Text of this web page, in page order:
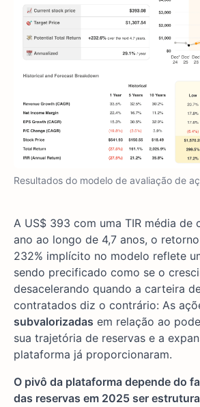
Resultados do modelo de avaliação de
A US$ 393 com uma TIR média de
ano ao longo de 4,7 anos, o
232% implícito no modelo reflete
sendo precificado como se o
desacelerando quando a carteira
contratados diz o contrário: As
subvalorizadas em relação ao
sua trajetória de reservas e a
plataforma já proporcionaram.
O pivô da plataforma depende do
das reservas em 2025 ser